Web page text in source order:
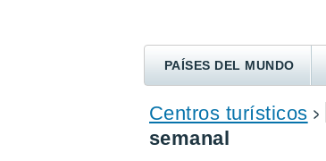
PAÍSES DEL MUNDO
ENCONTRAR UN HOTEL
Centros turísticos
semanal